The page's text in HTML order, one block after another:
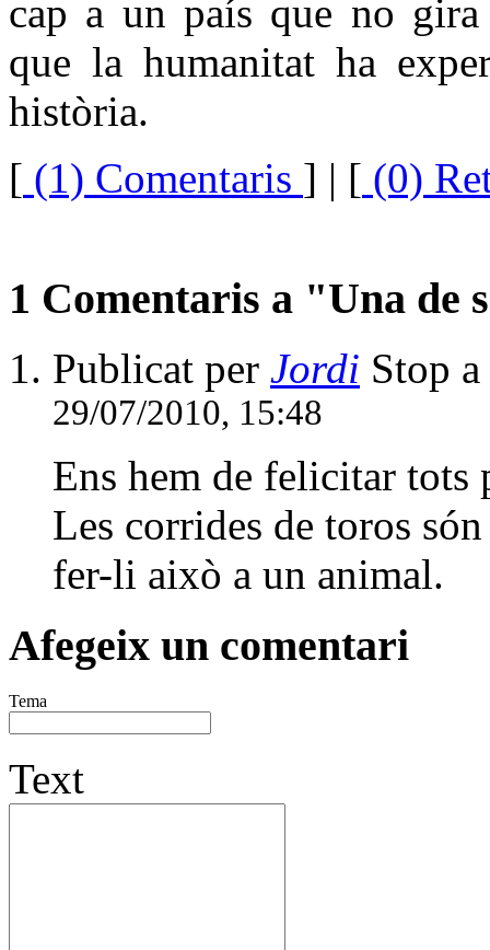
cap a un país que no
que la humanitat ha
història.
[ (1) Comentaris ] | [ (0)
1 Comentaris a "Una de
Publicat per Jordi Stop
29/07/2010, 15:48
Ens hem de felicitar tots
Les corrides de toros
fer-li això a un animal.
Afegeix un comentari
Tema
Text